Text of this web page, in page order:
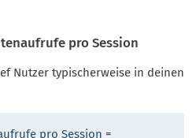
pro Session
Nutzer typischerweise in deinen
pro Session =